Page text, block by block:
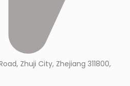
Zhuji City, Zhejiang 311800,